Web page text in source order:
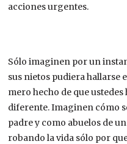
acciones urgentes.
Sólo imaginen por un
sus nietos pudiera hallarse
mero hecho de que
diferente. Imaginen cómo
padre y como abuelos de
robando la vida sólo por